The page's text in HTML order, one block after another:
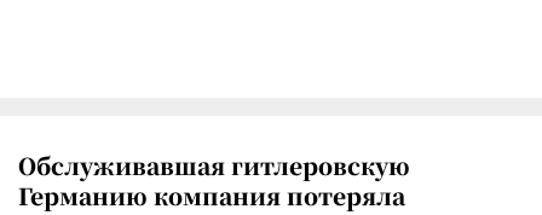
Обслуживавшая гитлеровскую
Германию компания потеряла